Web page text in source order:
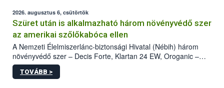
az intenzív felderítést, emellett az intézkedéseket a szlovák
hatósággal is összehangolják a terjedés megállítása érdekében.
2026. augusztus 6, csütörtök
Szüret után is alkalmazható három növényvédő szer
az amerikai szőlőkabóca ellen
A Nemzeti Élelmiszerlánc-biztonsági Hivatal (Nébih) három
növényvédő szer – Decis Forte, Klartan 24 EW, Oroganic –
engedélyokiratát módosította, így azok a szüretet követően,
egészen a vesszőérettség (BBCH 91) stádiumáig
TOVÁBB >